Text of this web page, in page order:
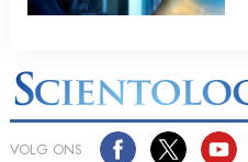
VOLG ONS